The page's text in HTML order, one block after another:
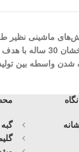
می نماید . شرکت
واسطه بین
گبه